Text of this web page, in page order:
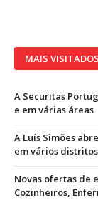
MAIS VISITADOS
A Securitas
e em várias áreas
A Luís Simões
em vários distritos
Novas ofertas de
Cozinheiros,